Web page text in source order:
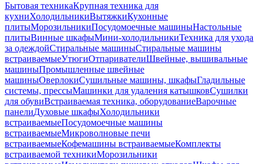
Бытовая техникаКрупная техника для
кухниХолодильникиВытяжкиКухонные
плитыМорозильникиПосудомоечные машиныНастольные
плитыВинные шкафыМини-холодильникиТехника для ухода
за одеждойСтиральные машиныСтиральные машины
встраиваемыеУтюгиОтпаривателиШвейные, вышивальные
машиныПромышленные швейные
машиныОверлокиСушильные машины, шкафыГладильные
системы, прессыМашинки для удаления катышковСушилки
для обувиВстраиваемая техника, оборудованиеВарочные
панелиДуховые шкафыХолодильники
встраиваемыеПосудомоечные машины
встраиваемыеМикроволновые печи
встраиваемыеКофемашины встраиваемыеКомплекты
встраиваемой техникиМорозильники